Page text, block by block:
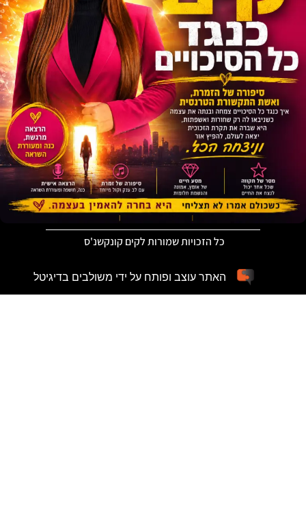
כל הזכויות שמורות לקים קונקשנ'ס
האתר עוצב ופותח על ידי משולבים בדיגיטל